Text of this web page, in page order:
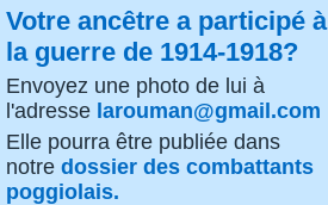
Votre ancêtre a participé à
la guerre de 1914-1918?
Envoyez une photo de lui à
l'adresse larouman@gmail.com
Elle pourra être publiée dans
notre dossier des combattants
poggiolais.